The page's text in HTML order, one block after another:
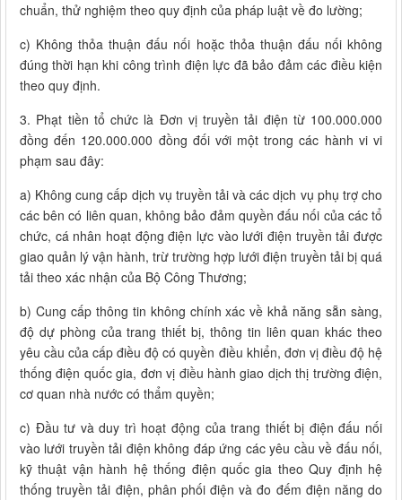
chuẩn, thử nghiệm theo quy định của pháp luật về đo lường;
c) Không thỏa thuận đấu nối hoặc thỏa thuận đấu nối không
đúng thời hạn khi công trình điện lực đã bảo đảm các điều kiện
theo quy định.
3. Phạt tiền tổ chức là Đơn vị truyền tải điện từ 100.000.000
đồng đến 120.000.000 đồng đối với một trong các hành vi vi
phạm sau đây:
a) Không cung cấp dịch vụ truyền tải và các dịch vụ phụ trợ cho
các bên có liên quan, không bảo đảm quyền đấu nối của các tổ
chức, cá nhân hoạt động điện lực vào lưới điện truyền tải được
giao quản lý vận hành, trừ trường hợp lưới điện truyền tải bị quá
tải theo xác nhận của Bộ Công Thương;
b) Cung cấp thông tin không chính xác về khả năng sẵn sàng,
độ dự phòng của trang thiết bị, thông tin liên quan khác theo
yêu cầu của cấp điều độ có quyền điều khiển, đơn vị điều độ hệ
thống điện quốc gia, đơn vị điều hành giao dịch thị trường điện,
cơ quan nhà nước có thẩm quyền;
c) Đầu tư và duy trì hoạt động của trang thiết bị điện đấu nối
vào lưới truyền tải điện không đáp ứng các yêu cầu về đấu nối,
kỹ thuật vận hành hệ thống điện quốc gia theo Quy định hệ
thống truyền tải điện, phân phối điện và đo đếm điện năng do